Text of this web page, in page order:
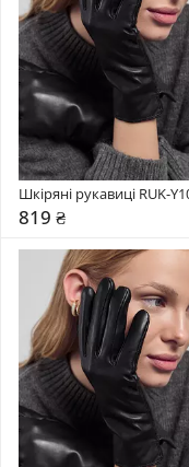
Шкіряні рукавиці RUK-
819 ₴